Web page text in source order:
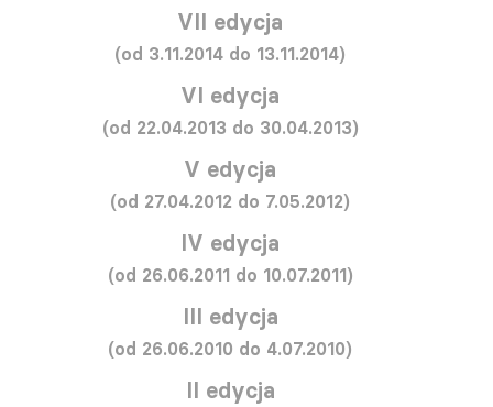
VII edycja
(od 3.11.2014 do 13.11.2014)
VI edycja
(od 22.04.2013 do 30.04.2013)
V edycja
(od 27.04.2012 do 7.05.2012)
IV edycja
(od 26.06.2011 do 10.07.2011)
III edycja
(od 26.06.2010 do 4.07.2010)
II edycja